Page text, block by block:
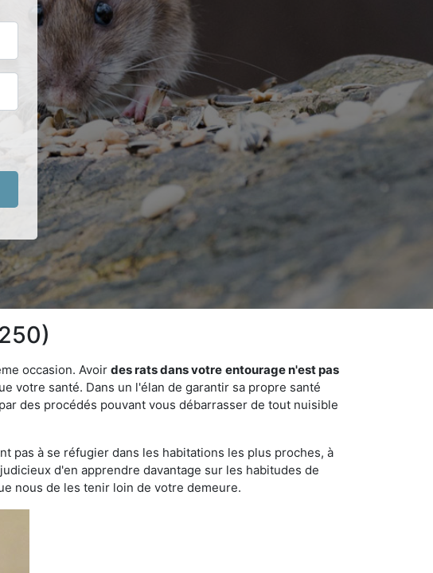
occasion. Avoir des rats dans votre entourage n'est pas
votre santé. Dans un l'élan de garantir sa propre santé
des procédés pouvant vous débarrasser de tout nuisible
pas à se réfugier dans les habitations les plus proches, à
d'en apprendre davantage sur les habitudes de
nous de les tenir loin de votre demeure.